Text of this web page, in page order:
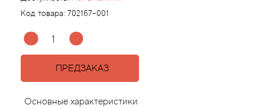
Код товара: 702167-001
ПРЕДЗАКАЗ
Основные характеристики
Agonist
Aigner